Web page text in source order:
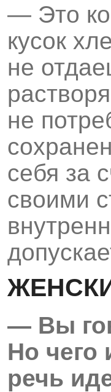
— Это
кусок
не
не
себя за
своими
— Вы
Но чего
речь